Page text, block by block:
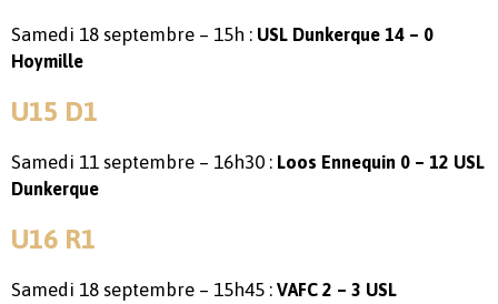
Samedi 18 septembre – 15h : USL Dunkerque 14 – 0
Hoymille
U15 D1
Samedi 11 septembre – 16h30 : Loos Ennequin 0 – 12 USL
Dunkerque
U16 R1
Samedi 18 septembre – 15h45 : VAFC 2 – 3 USL